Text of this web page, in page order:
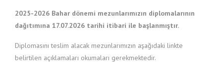
2025-2026 Bahar dönemi mezunlarımızın diplomalarının
dağıtımına 17.07.2026 tarihi itibari ile başlanmıştır.
Diplomasını teslim alacak mezunlarımızın aşağıdaki linkte
belirtilen açıklamaları okumaları gerekmektedir.